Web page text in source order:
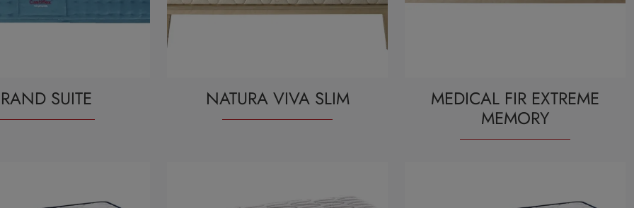
SUITE NATURA VIVA SLIM
MEDICAL FIR EXTREME
MEMORY